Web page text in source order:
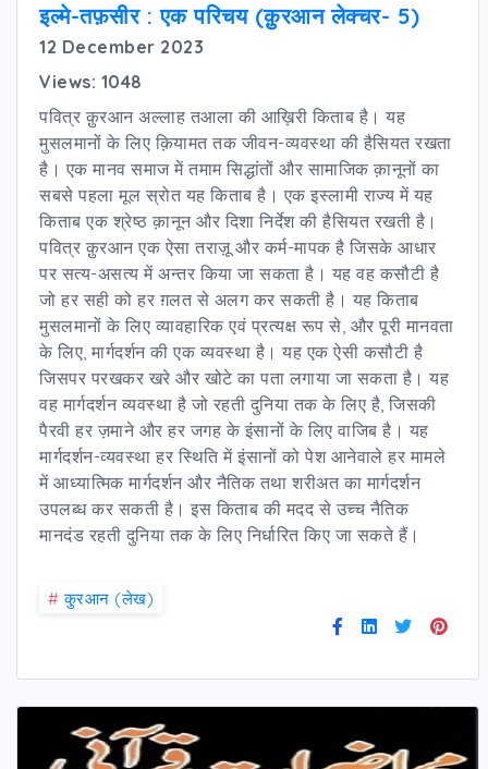
इल्मे-तफ़सीर : एक परिचय (क़ुरआन लेक्चर- 5)
12 December 2023
Views: 1048
पवित्र क़ुरआन अल्लाह तआला की आख़िरी किताब है। यह
मुसलमानों के लिए क़ियामत तक जीवन-व्यवस्था की हैसियत रखता
है। एक मानव समाज में तमाम सिद्धांतों और सामाजिक क़ानूनों का
सबसे पहला मूल स्रोत यह किताब है। एक इस्लामी राज्य में यह
किताब एक श्रेष्ठ क़ानून और दिशा निर्देश की हैसियत रखती है।
पवित्र क़ुरआन एक ऐसा तराज़ू और कर्म-मापक है जिसके आधार
पर सत्य-असत्य में अन्तर किया जा सकता है। यह वह कसौटी है
जो हर सही को हर ग़लत से अलग कर सकती है। यह किताब
मुसलमानों के लिए व्यावहारिक एवं प्रत्यक्ष रूप से, और पूरी मानवता
के लिए, मार्गदर्शन की एक व्यवस्था है। यह एक ऐसी कसौटी है
जिसपर परखकर खरे और खोटे का पता लगाया जा सकता है। यह
वह मार्गदर्शन व्यवस्था है जो रहती दुनिया तक के लिए है, जिसकी
पैरवी हर ज़माने और हर जगह के इंसानों के लिए वाजिब है। यह
मार्गदर्शन-व्यवस्था हर स्थिति में इंसानों को पेश आनेवाले हर मामले
में आध्यात्मिक मार्गदर्शन और नैतिक तथा शरीअत का मार्गदर्शन
उपलब्ध कर सकती है। इस किताब की मदद से उच्च नैतिक
मानदंड रहती दुनिया तक के लिए निर्धारित किए जा सकते हैं।
# कु़रआन (लेख)